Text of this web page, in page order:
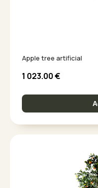
Apple tree artificial
1 023.00€